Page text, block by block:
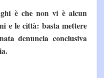
è che non vi è alcun
e le città: basta mettere
denuncia conclusiva